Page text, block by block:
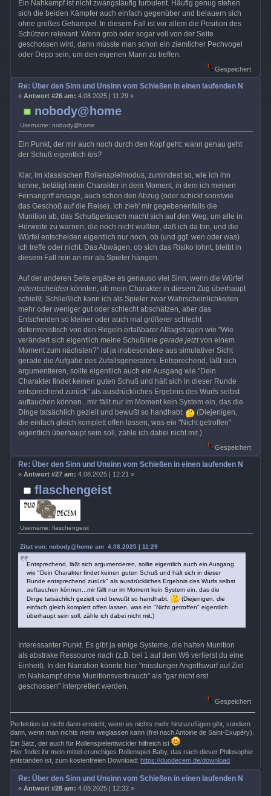
Ein Nahkampf ist nicht zwangsläufig turbulent. Häufig genug stehen
sich die beiden Kämpfer auch einfach gegenüber und belauern sich
ohne großes Gehampel. In diesem Fall ist vor allem die Position des
Schützen relevant. Wenn grob oder sogar voll von der Seite
geschossen wird, dann müsste man schon ein ziemlicher Pechvogel
oder Depp sein, um den eigenen Mann zu treffen.
Gespeichert
nobody@home
Username: nobody@home
Re: Über den Sinn und Unsinn vom Schießen in einen laufenden
« Antwort #26 am: 4.08.2025 | 11:29 »
Ein Punkt, der mir auch noch durch den Kopf geht: wann genau geht
der Schuß eigentlich los?
Klar, im klassischen Rollenspielmodus, zumindest so, wie ich ihn
kenne, betätigt mein Charakter in dem Moment, in dem ich meinen
Fernangriff ansage, auch schon den Abzug (oder schickt sonstwie
das Geschoß auf die Reise). Ich zieh' mir gegebenenfalls die
Munition ab, das Schußgeräusch macht sich auf den Weg, um alle in
Hörweite zu warnen, die noch nicht wußten, daß ich da bin, und die
Würfel entscheiden eigentlich nur noch, ob (und ggf. wen oder was)
ich treffe oder nicht. Das Abwägen, ob sich das Risiko lohnt, bleibt in
diesem Fall rein an mir als Spieler hängen.
Auf der anderen Seite ergäbe es genauso viel Sinn, wenn die Würfel
mitentscheiden könnten, ob mein Charakter in diesem Zug überhaupt
schießt. Schließlich kann ich als Spieler zwar Wahrscheinlichkeiten
mehr oder weniger gut oder schlecht abschätzen, aber das
Entscheiden so kleiner oder auch mal größerer schlecht
deterministisch von den Regeln erfaßbarer Alltagsfragen wie "Wie
verändert sich eigentlich meine Schußlinie gerade jetztvon einem
Moment zum nächsten?" ist ja insbesondere aus simulativer Sicht
gerade die Aufgabe des Zufallsgenerators. Entsprechend, läßt sich
argumentieren, sollte eigentlich auch ein Ausgang wie "Dein
Charakter findet keinen guten Schuß und hält sich in dieser Runde
entsprechend zurück" als ausdrückliches Ergebnis des Wurfs selbst
auftauchen können...mir fällt nur im Moment kein System ein, das die
Dinge tatsächlich gezielt und bewußt so handhabt.
(Diejenigen,
die einfach gleich komplett offen lassen, was ein "Nicht getroffen"
eigentlich überhaupt sein soll, zähle ich dabei nicht mit.)
Gespeichert
flaschengeist
Username: flaschengeist
Re: Über den Sinn und Unsinn vom Schießen in einen laufenden
« Antwort #27 am: 4.08.2025 | 12:21 »
Zitat von: nobody@home am 4.08.2025 | 11:29
Entsprechend, läßt sich argumentieren, sollte eigentlich auch ein Ausgang
wie "Dein Charakter findet keinen guten Schuß und hält sich in dieser
Runde entsprechend zurück" als ausdrückliches Ergebnis des Wurfs selbst
auftauchen können...mir fällt nur im Moment kein System ein, das die
Dinge tatsächlich gezielt und bewußt so handhabt.
(Diejenigen, die
einfach gleich komplett offen lassen, was ein "Nicht getroffen" eigentlich
überhaupt sein soll, zähle ich dabei nicht mit.)
Interessanter Punkt. Es gibt ja einige Systeme, die halten Munition
als abstrake Ressource nach (z.B. bei 1 auf dem W6 verlierst du eine
Einheit). In der Narration könnte hier "misslunger Angriffswurf auf Ziel
im Nahkampf ohne Munitionsverbrauch" als "gar nicht erst
geschossen" interpretiert werden.
Gespeichert
Perfektion ist nicht dann erreicht, wenn es nichts mehr hinzuzufügen gibt, sondern
dann, wenn man nichts mehr weglassen kann (frei nach Antoine de Saint-Exupéry).
Ein Satz, der auch für Rollenspielentwickler hilfreich ist
Hier findet ihr mein mittel-crunchiges Rollenspiel-Baby, das nach dieser Philosophie
entstanden ist, zum kostenfreien Download:https://duodecem.de/download
Re: Über den Sinn und Unsinn vom Schießen in einen laufenden
« Antwort #28 am: 4.08.2025 | 12:32 »